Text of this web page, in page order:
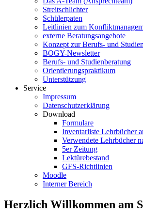
Streitschlichter
Schülerpaten
Leitlinien zum
externe Beratungsangebote
Konzept zur Berufs- und
BOGY-Newsletter
Berufs- und Studienberatung
Orientierungspraktikum
Unterstützung
Service
Impressum
Datenschutzerklärung
Download
Formulare
Inventarliste Lehrbücher
Verwendete Lehrbücher
5er Zeitung
Lektürebestand
GFS-Richtlinien
Moodle
Interner Bereich
Herzlich Willkommen am